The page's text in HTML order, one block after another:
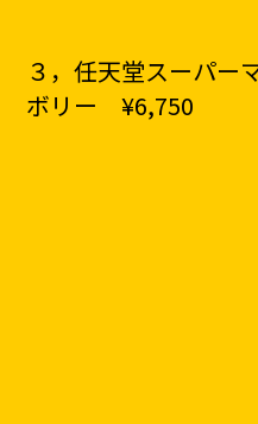
３，任天堂スーパ
ボリー ¥6,750